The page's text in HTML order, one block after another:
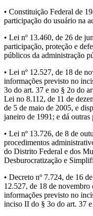
• Constituição Federal de
participação do usuário na
• Lei nº 13.460, de 26 de
participação, proteção e
públicos da administração
• Lei nº 12.527, de 18 de
informações previsto no
3o do art. 37 e no § 2o do
Lei no 8.112, de 11 de
de 5 de maio de 2005, e
janeiro de 1991; e dá outras
• Lei nº 13.726, de 8 de
procedimentos
do Distrito Federal e dos
Desburocratização e
• Decreto nº 7.724, de 16
12.527, de 18 de novembro
informações previsto no
inciso II do § 3o do art. 37